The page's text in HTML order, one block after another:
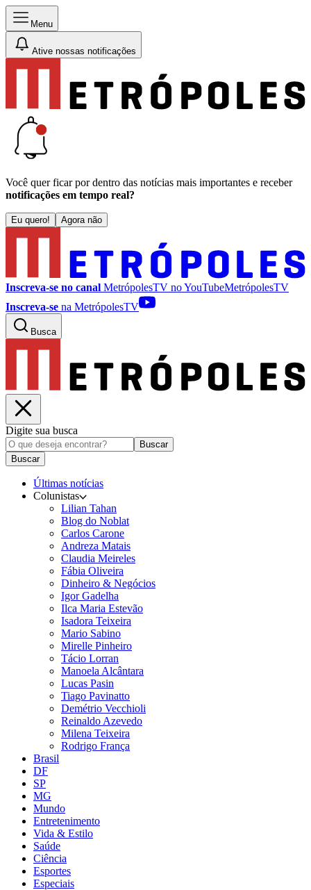
Menu
Ative nossas notificações
Você quer ficar por dentro das notícias mais importantes e receber
notificações em tempo real?
Eu quero! Agora não
Inscreva-se no canal MetrópolesTV noYouTubeMetrópolesTV
Inscreva-se na MetrópolesTV
Busca
Digite sua busca
Buscar
Buscar
Últimas notícias
Colunistas
Lilian Tahan
Blog do Noblat
Carlos Carone
Andreza Matais
Claudia Meireles
Fábia Oliveira
Dinheiro & Negócios
Igor Gadelha
Ilca Maria Estevão
Isadora Teixeira
Mario Sabino
Mirelle Pinheiro
Tácio Lorran
Manoela Alcântara
Lucas Pasin
Tiago Pavinatto
Demétrio Vecchioli
Reinaldo Azevedo
Milena Teixeira
Rodrigo França
Brasil
DF
SP
MG
Mundo
Entretenimento
Vida & Estilo
Saúde
Ciência
Esportes
Especiais